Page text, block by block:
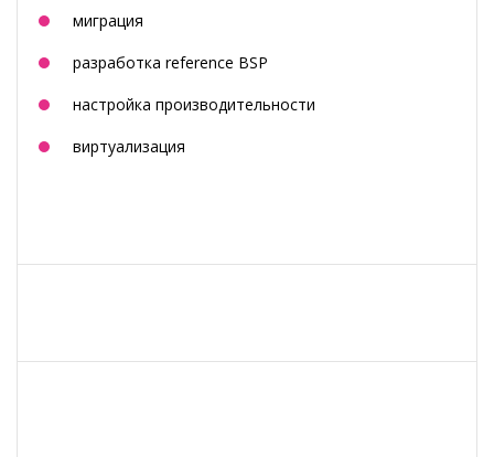
миграция
разработка reference BSP
настройка производительности
виртуализация